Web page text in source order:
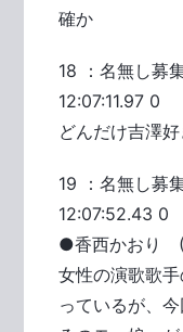
確か
18 ：名無し募
12:07:11.97 0
どんだけ吉澤
19 ：名無し募
12:07:52.43 0
●香西かおり
女性の演歌歌
っているが、